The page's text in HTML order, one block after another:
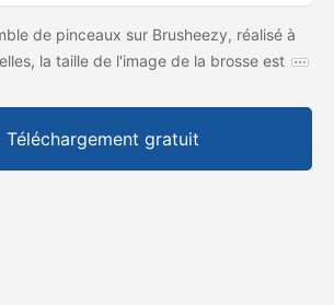
de pinceaux sur Brusheezy, réalisé à
la taille de l'image de la brosse est
Téléchargement gratuit